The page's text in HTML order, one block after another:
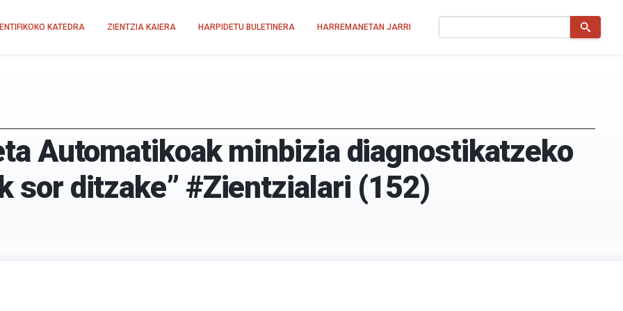
KATEDRA ZIENTZIA KAIERA HARPIDETU BULETINERA HARREMANETAN JARRI
Automatikoak minbizia diagnostikatzeko
sor ditzake” #Zientzialari (152)